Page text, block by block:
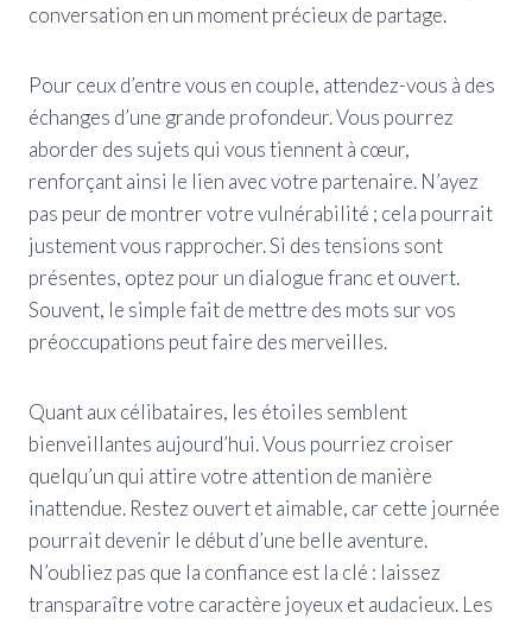
conversation en un moment précieux de partage.
Pour ceux d’entre vous en couple, attendez-vous à des
échanges d’une grande profondeur. Vous pourrez
aborder des sujets qui vous tiennent à cœur,
renforçant ainsi le lien avec votre partenaire. N’ayez
pas peur de montrer votre vulnérabilité ; cela pourrait
justement vous rapprocher. Si des tensions sont
présentes, optez pour un dialogue franc et ouvert.
Souvent, le simple fait de mettre des mots sur vos
préoccupations peut faire des merveilles.
Quant aux célibataires, les étoiles semblent
bienveillantes aujourd’hui. Vous pourriez croiser
quelqu’un qui attire votre attention de manière
inattendue. Restez ouvert et aimable, car cette journée
pourrait devenir le début d’une belle aventure.
N’oubliez pas que la confiance est la clé : laissez
transparaître votre caractère joyeux et audacieux. Les